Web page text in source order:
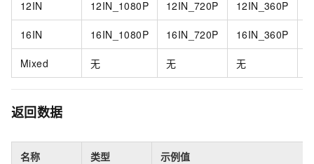
12IN 12IN_1080P 12IN_720P 12IN_360P
16IN 16IN_1080P 16IN_720P 16IN_360P
Mixed 无 无 无
返回数据
名称 类型 示例值